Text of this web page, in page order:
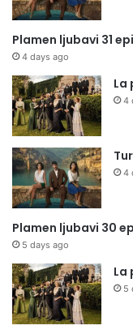
Plamen ljubavi 31
4 days ago
La
4
4
Plamen ljubavi 30
5 days ago
La
5